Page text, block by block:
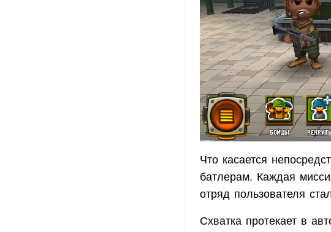
Что касается
батлерам. Каждая
отряд пользователя
Cхватка протекает в